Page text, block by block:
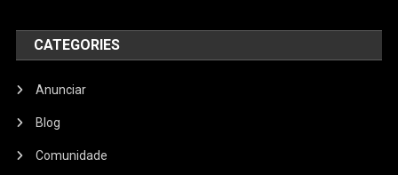
CATEGORIES
Anunciar
Blog
Comunidade